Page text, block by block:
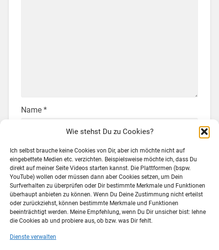
Wie stehst Du zu Cookies?
Ich selbst brauche keine Cookies von Dir, aber ich möchte nicht auf
eingebettete Medien etc. verzichten. Beispielsweise möchte ich, dass Du
direkt auf meiner Seite Videos starten kannst. Die Plattformen (bspw.
YouTube) wollen oder müssen dann aber Cookies setzen, um Dein
Surfverhalten zu überprüfen oder Dir bestimmte Merkmale und Funktionen
überhaupt anbieten zu können. Wenn Du Deine Zustimmung nicht erteilst
oder zurückziehst, können bestimmte Merkmale und Funktionen
beeinträchtigt werden. Meine Empfehlung, wenn Du Dir unsicher bist: lehne
die Cookies ab und probiere aus, ob bzw. was Dir fehlt.
Dienste verwalten
Name *
E-Mail-Adresse *
Website